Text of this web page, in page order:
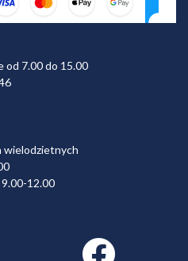
od 7.00 do 15.00
wielodzietnych
12.00
Facebook link